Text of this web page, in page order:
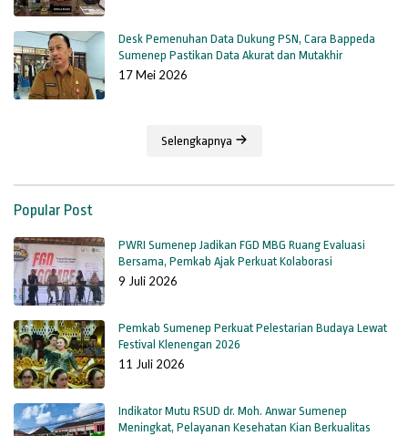
Desk Pemenuhan Data Dukung PSN, Cara Bappeda
Sumenep Pastikan Data Akurat dan Mutakhir
17 Mei 2026
Selengkapnya
Popular Post
PWRI Sumenep Jadikan FGD MBG Ruang Evaluasi
Bersama, Pemkab Ajak Perkuat Kolaborasi
9 Juli 2026
Pemkab Sumenep Perkuat Pelestarian Budaya Lewat
Festival Klenengan 2026
11 Juli 2026
Indikator Mutu RSUD dr. Moh. Anwar Sumenep
Meningkat, Pelayanan Kesehatan Kian Berkualitas